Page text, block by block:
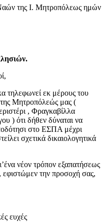
της Ι. Μητροπόλεως ημών
τηλεφωνεί εκ μέρους του
της Μητροπόλεώς μας (
, Φραγκαβίλλα
) ότι δήθεν δύναται να
στο ΕΣΠΑ μέχρι
σχετικά δικαιολογητικά
νέον τρόπον εξαπατήσεως
την προσοχή σας,
ευχές